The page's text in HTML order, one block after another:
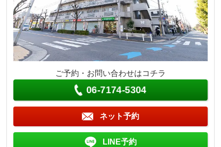
ご予約・お問い合わせはコチラ
06-7174-5304
ネット予約
LINE予約